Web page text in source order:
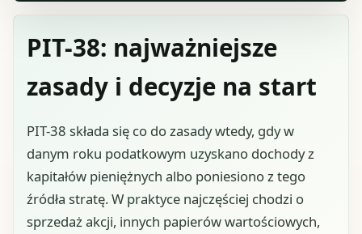
PIT-38: najważniejsze
zasady i decyzje na start
PIT-38 składa się co do zasady wtedy, gdy w
danym roku podatkowym uzyskano dochody z
kapitałów pieniężnych albo poniesiono z tego
źródła stratę. W praktyce najczęściej chodzi o
sprzedaż akcji, innych papierów wartościowych,